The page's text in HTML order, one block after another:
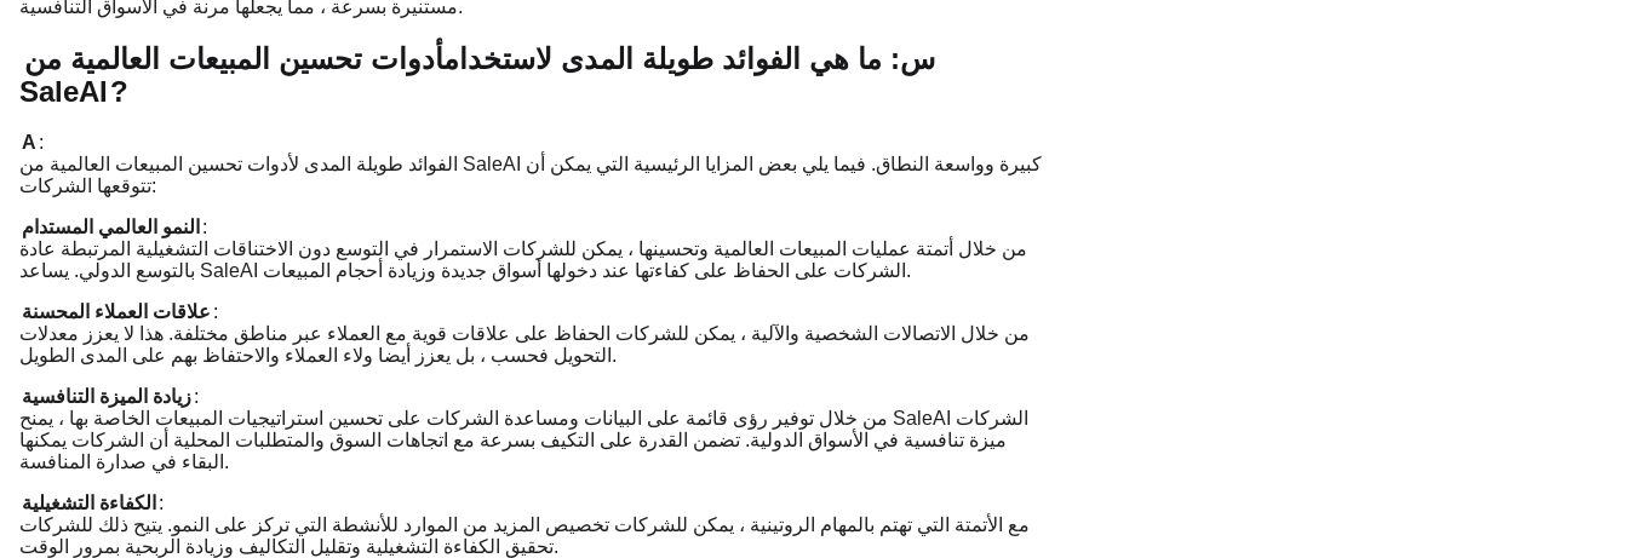
مستنيرة بسرعة ، مما يجعلها مرنة في الأسواق التنافسية.
س: ما هي الفوائد طويلة المدى لاستخدامأدوات تحسين المبيعات العالمية من
SaleAI?
A :
الفوائد طويلة المدى لأدوات تحسين المبيعات العالمية من SaleAI كبيرة وواسعة النطاق. فيما يلي بعض المزايا الرئيسية التي يمكن أن
تتوقعها الشركات:
النمو العالمي المستدام :
من خلال أتمتة عمليات المبيعات العالمية وتحسينها ، يمكن للشركات الاستمرار في التوسع دون الاختناقات التشغيلية المرتبطة عادة
بالتوسع الدولي. يساعد SaleAI الشركات على الحفاظ على كفاءتها عند دخولها أسواق جديدة وزيادة أحجام المبيعات.
علاقات العملاء المحسنة :
من خلال الاتصالات الشخصية والآلية ، يمكن للشركات الحفاظ على علاقات قوية مع العملاء عبر مناطق مختلفة. هذا لا يعزز معدلات
التحويل فحسب ، بل يعزز أيضا ولاء العملاء والاحتفاظ بهم على المدى الطويل.
زيادة الميزة التنافسية:
من خلال توفير رؤى قائمة على البيانات ومساعدة الشركات على تحسين استراتيجيات المبيعات الخاصة بها ، يمنح SaleAI الشركات
ميزة تنافسية في الأسواق الدولية. تضمن القدرة على التكيف بسرعة مع اتجاهات السوق والمتطلبات المحلية أن الشركات يمكنها
البقاء في صدارة المنافسة.
الكفاءة التشغيلية :
مع الأتمتة التي تهتم بالمهام الروتينية ، يمكن للشركات تخصيص المزيد من الموارد للأنشطة التي تركز على النمو. يتيح ذلك للشركات
تحقيق الكفاءة التشغيلية وتقليل التكاليف وزيادة الربحية بمرور الوقت.